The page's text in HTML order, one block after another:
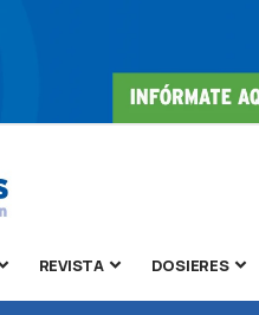
REVISTA DOSIERES